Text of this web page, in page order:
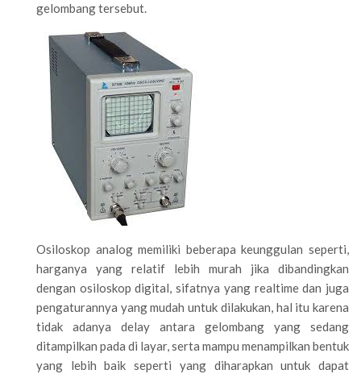
gelombang tersebut.
Osiloskop analog memiliki beberapa keunggulan seperti,
harganya yang relatif lebih murah jika dibandingkan
dengan osiloskop digital, sifatnya yang realtime dan juga
pengaturannya yang mudah untuk dilakukan, hal itu karena
tidak adanya delay antara gelombang yang sedang
ditampilkan pada di layar, serta mampu menampilkan bentuk
yang lebih baik seperti yang diharapkan untuk dapat